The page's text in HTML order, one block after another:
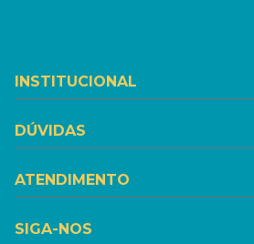
INSTITUCIONAL
DÚVIDAS
ATENDIMENTO
SIGA-NOS